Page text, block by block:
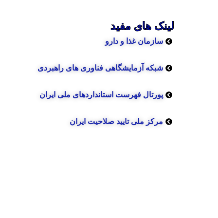
لینک های مفید
سازمان غذا و دارو
شبکه آزمایشگاهی فناوری های راهبردی
پورتال فهرست استانداردهای ملی ایران
مرکز ملی تایید صلاحیت ایران